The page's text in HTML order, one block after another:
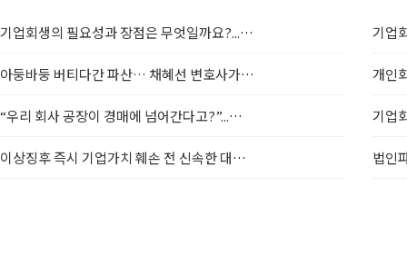
기업회생의 필요성과 장점은 무엇일까요?...기업회생 &..
아둥바둥 버티다간 파산… 채혜선 변호사가 말하는 3중고..
“우리 회사 공장이 경매에 넘어간다고?”...파산 기로..
이상징후 즉시 기업가치 훼손 전 신속한 대응 필수.....
개인
기업
법인